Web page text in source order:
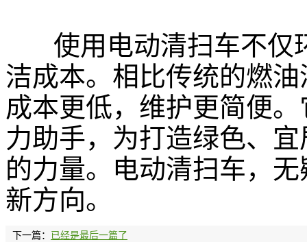
使用电动清扫车不仅
洁成本。相比传统的燃
成本更低，维护更简便
力助手，为打造绿色、
的力量。电动清扫车，
新方向。
下一篇： 已经是最后一篇了